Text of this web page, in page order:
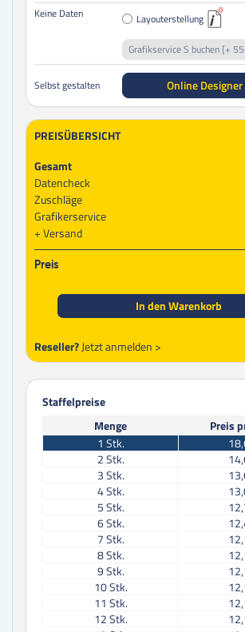
Keine Daten
Layouterstellung
Grafikservice S buchen [+
Selbst gestalten Online
PREISÜBERSICHT
Gesamt
Datencheck
Zuschläge
Grafikerservice
Versand
Preis
In den Warenkorb
Reseller?Jetzt anmelden >
Staffelpreise
Menge
Preis
1 Stk.
2Stk.
3Stk.
4Stk.
5Stk.
6Stk.
7Stk.
8Stk.
9Stk.
10Stk.
11 Stk.
12Stk.